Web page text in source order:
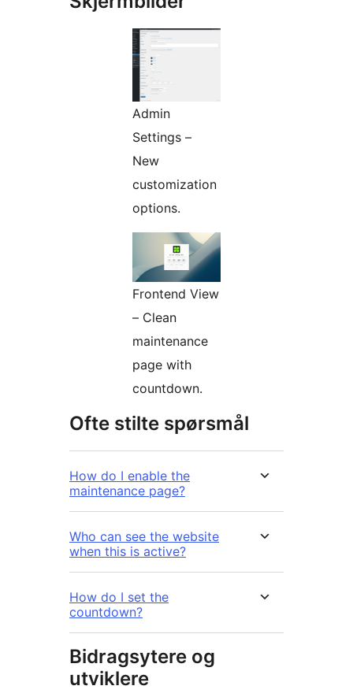
Admin
Settings –
New
customization
options.
Frontend View
– Clean
maintenance
page with
countdown.
Ofte stilte spørsmål
How do I enable the
maintenance page?
Who can see the website
when this is active?
How do I set the
countdown?
Bidragsytere og
utviklere